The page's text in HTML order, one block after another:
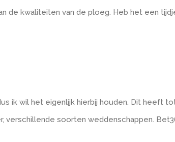
de kwaliteiten van de ploeg. Heb het een
ik wil het eigenlijk hierbij houden. Dit heeft
verschillende soorten weddenschappen.